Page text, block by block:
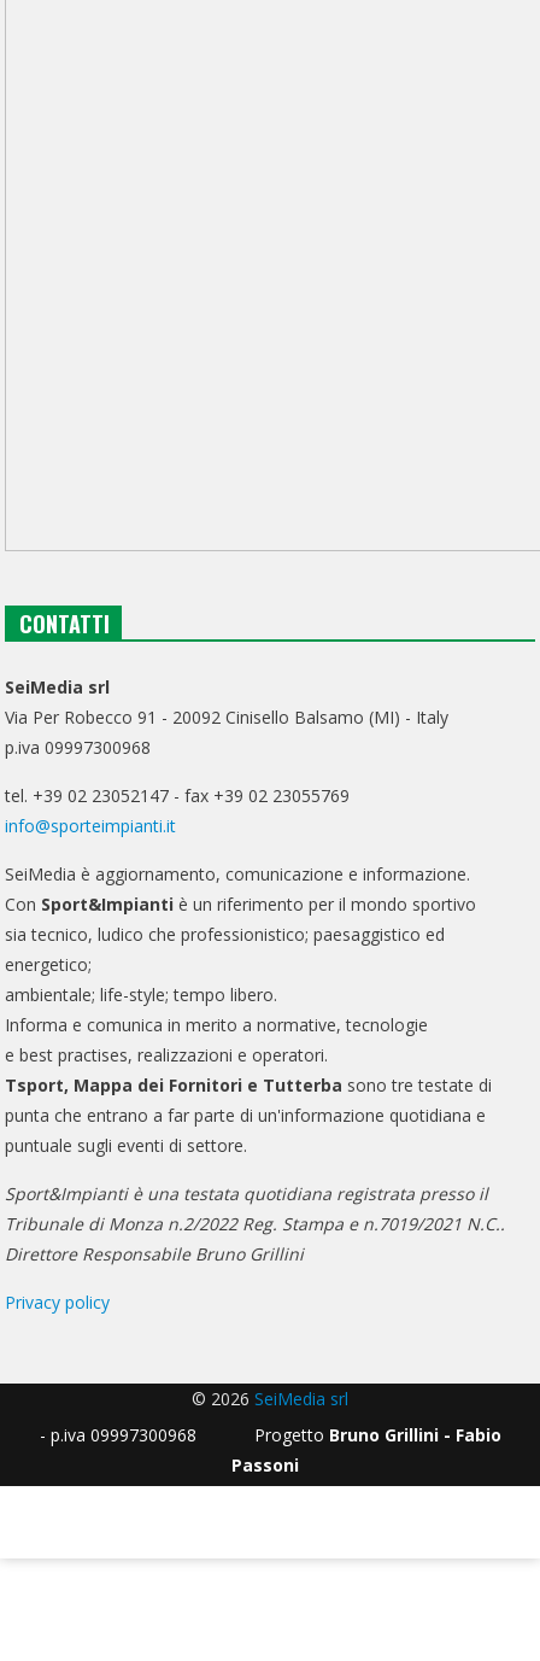
CONTATTI
SeiMedia srl
Via Per Robecco 91 - 20092 Cinisello Balsamo (MI) - Italy
p.iva 09997300968
tel. +39 02 23052147 - fax +39 02 23055769
info@sporteimpianti.it
SeiMedia è aggiornamento, comunicazione e informazione.
Con Sport&Impianti è un riferimento per il mondo sportivo
sia tecnico, ludico che professionistico; paesaggistico ed
energetico;
ambientale; life-style; tempo libero.
Informa e comunica in merito a normative, tecnologie
e best practises, realizzazioni e operatori.
Tsport, Mappa dei Fornitori e Tutterba sono tre testate di
punta che entrano a far parte di un'informazione quotidiana e
puntuale sugli eventi di settore.
Sport&Impianti è una testata quotidiana registrata presso il
Tribunale di Monza n.2/2022 Reg. Stampa e n.7019/2021 N.C..
Direttore Responsabile Bruno Grillini
Privacy policy
© 2026 SeiMedia srl
- p.iva 09997300968 Progetto Bruno Grillini - Fabio
Passoni